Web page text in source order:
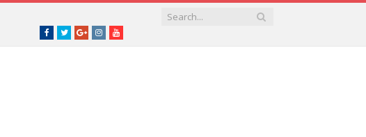
Facebook
TwitterGoogle+instagramyoutube